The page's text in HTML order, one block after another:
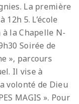
La première
5. L’école
à la Chapelle N-
Soirée de
», parcours
Il vise à
volonté de Dieu
MAGIS ». Pour